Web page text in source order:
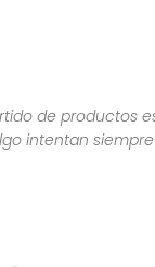
de productos es
intentan siempre